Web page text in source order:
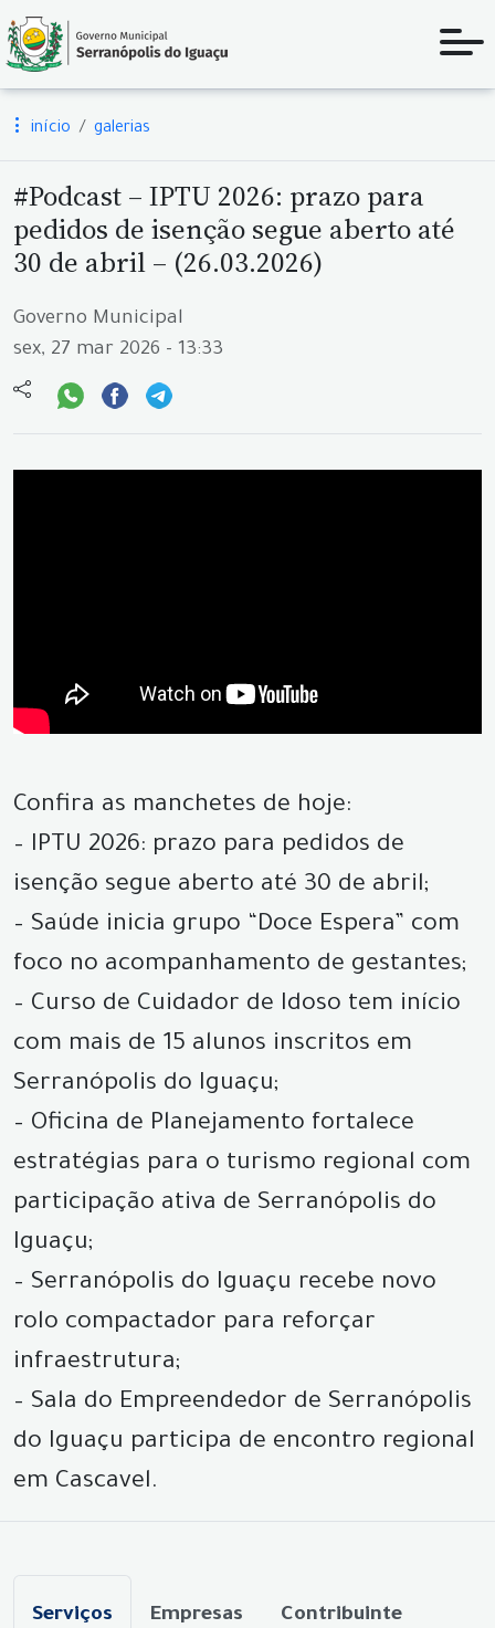
início galerias
#Podcast – IPTU 2026: prazo para
pedidos de isenção segue aberto até
30 de abril – (26.03.2026)
Governo Municipal
sex, 27 mar 2026 - 13:33
Confira as manchetes de hoje:
– IPTU 2026: prazo para pedidos de
isenção segue aberto até 30 de abril;
– Saúde inicia grupo “Doce Espera” com
foco no acompanhamento de gestantes;
– Curso de Cuidador de Idoso tem início
com mais de 15 alunos inscritos em
Serranópolis do Iguaçu;
– Oficina de Planejamento fortalece
estratégias para o turismo regional com
participação ativa de Serranópolis do
Iguaçu;
– Serranópolis do Iguaçu recebe novo
rolo compactador para reforçar
infraestrutura;
– Sala do Empreendedor de Serranópolis
do Iguaçu participa de encontro regional
em Cascavel.
Serviços Empresas Contribuinte